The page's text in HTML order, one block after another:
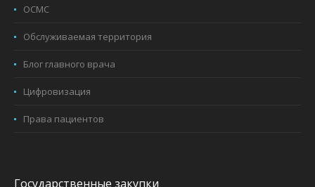
ОСМС
Обслуживаемая территория
Блог главного врача
Цифровизация
Права пациентов
Государственные закупки